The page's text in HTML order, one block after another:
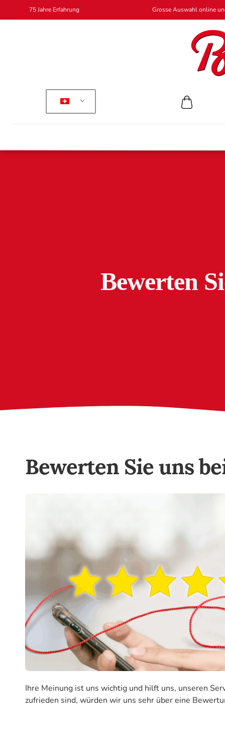
75 Jahre Erfahrung Grosse Auswahl online
Bewerten
Bewerten Sie uns
Ihre Meinung ist uns wichtig und hilft uns, unseren
zufrieden sind, würden wir uns sehr über eine